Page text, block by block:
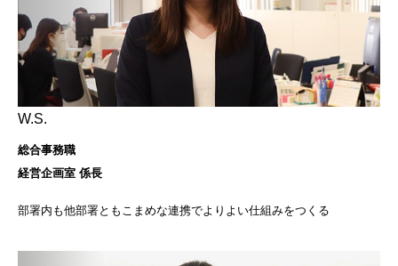
W.S.
総合事務職
経営企画室 係長
部署内も他部署ともこまめな連携でよりよい仕組みをつくる